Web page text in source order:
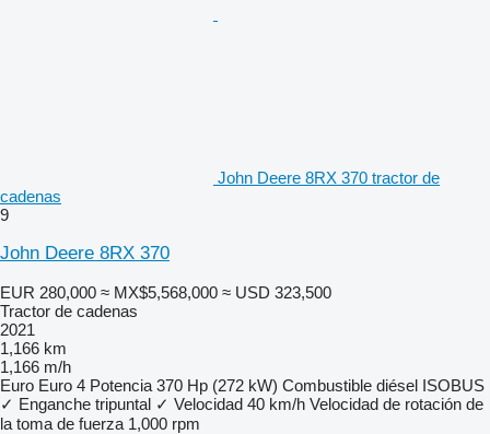
John Deere 8RX 370 tractor de
cadenas
9
John Deere 8RX 370
EUR 280,000 ≈ MX$5,568,000 ≈ USD 323,500
Tractor de cadenas
2021
1,166 km
1,166 m/h
Euro Euro 4 Potencia 370 Hp (272 kW) Combustible diésel ISOBUS
✓ Enganche tripuntal ✓ Velocidad 40 km/h Velocidad de rotación de
la toma de fuerza 1,000 rpm